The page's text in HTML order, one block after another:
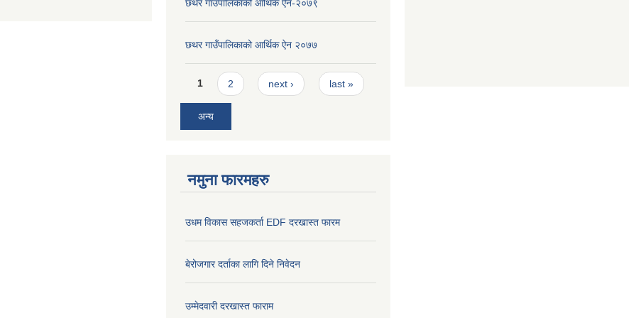
छथर गाउँपालिकाको आर्थिक ऐन-२०७९
छथर गाउँपालिकाको आर्थिक ऐन २०७७
Pages
1 2 next › last »
अन्य
नमुना फारमहरु
उधम विकास सहजकर्ता EDF दरखास्त फारम
बेरोजगार दर्ताका लागि दिने निवेदन
उम्मेदवारी दरखास्त फाराम